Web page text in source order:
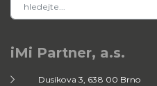
iMi Partner, a.s.
Dusíkova 3, 638 00 Brno